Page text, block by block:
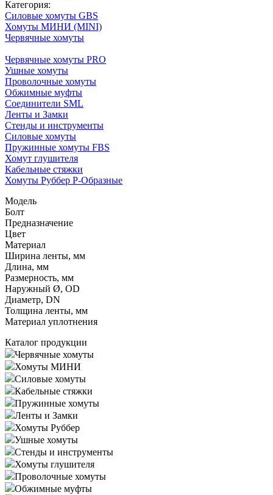
Категория:
Силовые хомуты GBS
Хомуты МИНИ (MINI)
Червячные хомуты
Червячные хомуты PRO
Ушные хомуты
Проволочные хомуты
Обжимные муфты
Соединители SML
Ленты и Замки
Стенды и инструменты
Силовые хомуты
Пружинные хомуты FBS
Хомут глушителя
Кабельные стяжки
Хомуты Руббер Р-Образные
Модель
Болт
Предназначение
Цвет
Материал
Ширина ленты, мм
Длина, мм
Размерность, мм
Наружный Ø, OD
Диаметр, DN
Толщина ленты, мм
Материал уплотнения
Каталог продукции
Червячные хомуты
Хомуты МИНИ
Силовые хомуты
Кабельные стяжки
Пружинные хомуты
Ленты и Замки
Хомуты Руббер
Ушные хомуты
Стенды и инструменты
Хомуты глушителя
Проволочные хомуты
Обжимные муфты